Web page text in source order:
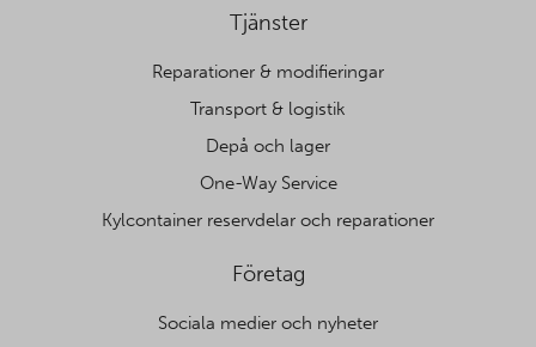
Tjänster
Reparationer & modifieringar
Transport & logistik
Depå och lager
One-Way Service
Kylcontainer reservdelar och reparationer
Företag
Sociala medier och nyheter